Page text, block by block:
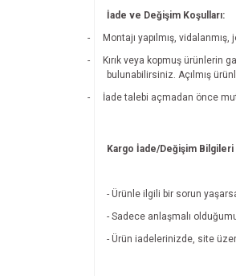
İade ve Değişim Koşulları:
-
Montajı yapılmış,
-
Kırık veya kopmuş ürünlerin
bulunabilirsiniz. Açılmış
-
İade talebi açmadan önce
Kargo İade/Değişim Bilgileri
- Ürünle ilgili bir sorun
- Sadece anlaşmalı
- Ürün iadelerinizde, site